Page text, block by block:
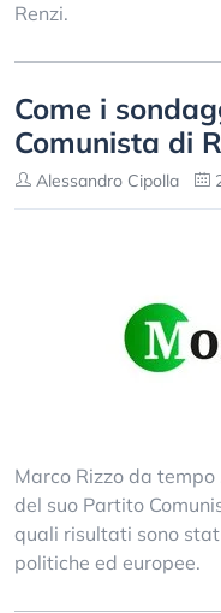
Renzi.
Come i
Comunista di
Alessandro Cipolla
Marco Rizzo da
del suo Partito
quali risultati sono
politiche ed europee.